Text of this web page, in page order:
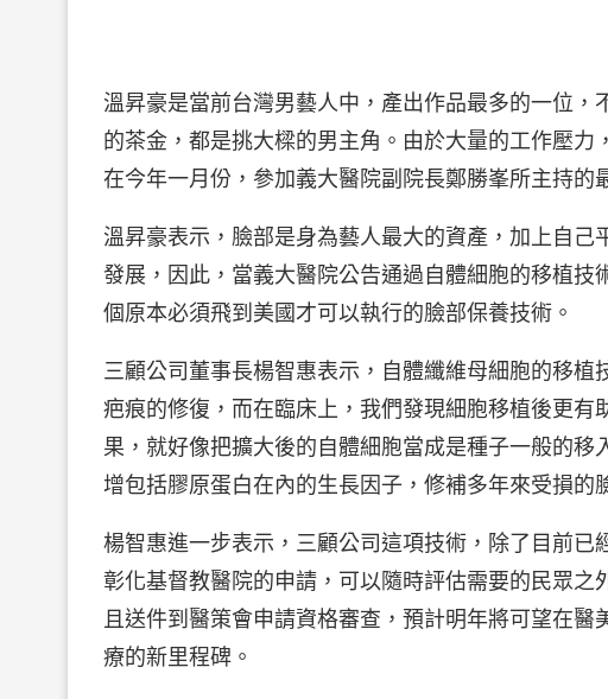
溫昇豪是當前台灣男藝人中，產出作品最多的一位
的茶金，都是挑大樑的男主角。由於大量的工作壓
在今年一月份，參加義大醫院副院長鄭勝峯所主持的
溫昇豪表示，臉部是身為藝人最大的資產，加上自
發展，因此，當義大醫院公告通過自體細胞的移植
個原本必須飛到美國才可以執行的臉部保養技術。
三顧公司董事長楊智惠表示，自體纖維母細胞的移
疤痕的修復，而在臨床上，我們發現細胞移植後更
果，就好像把擴大後的自體細胞當成是種子一般的
增包括膠原蛋白在內的生長因子，修補多年來受損的
楊智惠進一步表示，三顧公司這項技術，除了目前已
彰化基督教醫院的申請，可以隨時評估需要的民眾
且送件到醫策會申請資格審查，預計明年將可望在
療的新里程碑。